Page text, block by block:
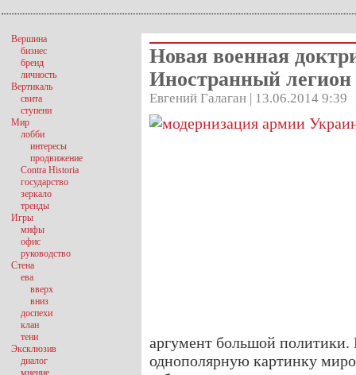
Новая военная
Иностранный легион
Евгений Галаган | 13.06.2014 9:39
аргумент большой политики.
однополярную картинку
Вершина
бизнес
бренд
личность
Вертикаль
свита
ступени
Мир
лобби
интересы
продвижение
Contra Historia
государство
зеркало
тренды
Игры
мифы
офис
руководство
Стена
ева
вверх
вниз
доспехи
клан
тени
Эксклюзив
диалог
мнение